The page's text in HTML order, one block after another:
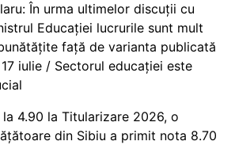
În urma ultimelor discuții cu
Educației lucrurile sunt mult
față de varianta publicată
iulie / Sectorul educației este
la 4.90 la Titularizare 2026, o
din Sibiu a primit nota 8.70